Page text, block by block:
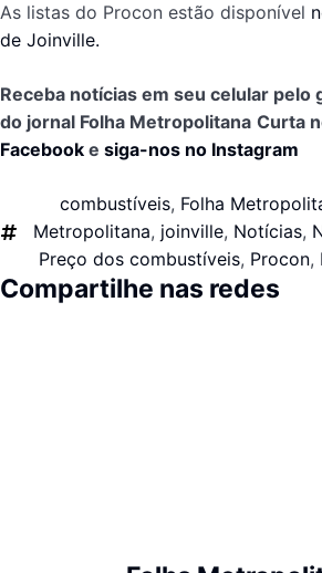
As listas do Procon estão disponível
de Joinville.
Receba notícias em seu celular pelo
do jornal Folha Metropolitana Curta
Facebook e siga-nos no Instagram
combustíveis, Folha
Metropolitana, joinville, Notícias,
Preço dos combustíveis, Procon,
Compartilhe nas redes